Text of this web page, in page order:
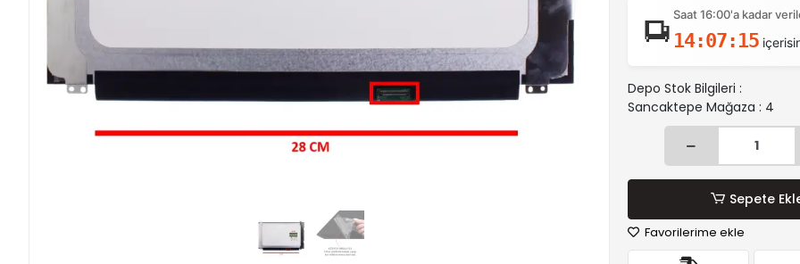
Saat 16:00'a kadar
14:07:14
Depo Stok Bilgileri :
Sancaktepe Mağaza : 4
Sepete
Favorilerime ekle